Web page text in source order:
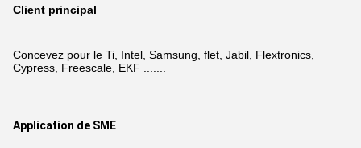
Client principal
Concevez pour le Ti, Intel, Samsung, flet, Jabil, Flextronics,
Cypress, Freescale, EKF .......
Application de SME